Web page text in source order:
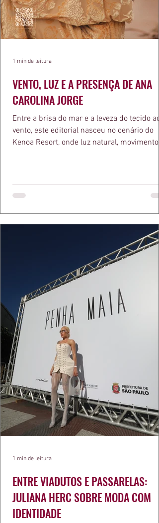
VENTO, LUZ E A PRESENÇA DE ANA
CAROLINA JORGE
Entre a brisa do mar e a leveza do tecido ao
vento, este editorial nasceu no cenário do
Kenoa Resort, onde luz natural, movimento e
algo de intemporal em vestir o vento e
que ele conduza a cena. Cada dobra do
cada reflexo dourado da luz sobre a pe
1 min de leitura
ENTRE VIADUTOS E PASSARELAS:
JULIANA HERC SOBRE MODA COM
IDENTIDADE
1 min de leitura